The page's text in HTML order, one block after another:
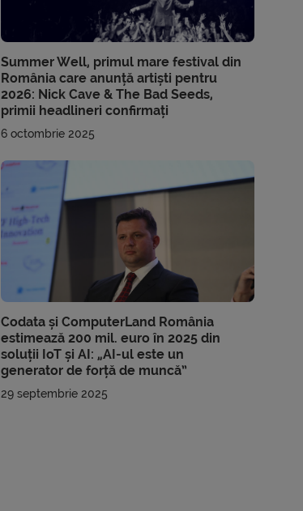
Summer Well, primul mare festival din
România care anunță artiști pentru
2026: Nick Cave & The Bad Seeds,
primii headlineri confirmați
6 octombrie 2025
Codata și ComputerLand România
estimează 200 mil. euro în 2025 din
soluții IoT și AI: „AI-ul este un
generator de forță de muncă”
29 septembrie 2025